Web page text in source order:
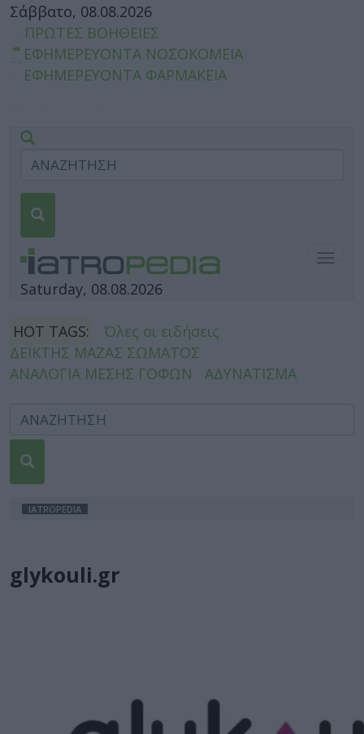
Σάββατο, 08.08.2026
ΠΡΩΤΕΣ ΒΟΗΘΕΙΕΣ
ΕΦΗΜΕΡΕΥΟΝΤΑ ΝΟΣΟΚΟΜΕΙΑ
ΕΦΗΜΕΡΕΥΟΝΤΑ ΦΑΡΜΑΚΕΙΑ
Saturday, 08.08.2026
HOT TAGS:
Όλες οι ειδήσεις
ΔΕΙΚΤΗΣ ΜΑΖΑΣ ΣΩΜΑΤΟΣ
ΑΝΑΛΟΓΙΑ ΜΕΣΗΣ ΓΟΦΩΝ
ΑΔΥΝΑΤΙΣΜΑ
IATROPEDIA
glykouli.gr